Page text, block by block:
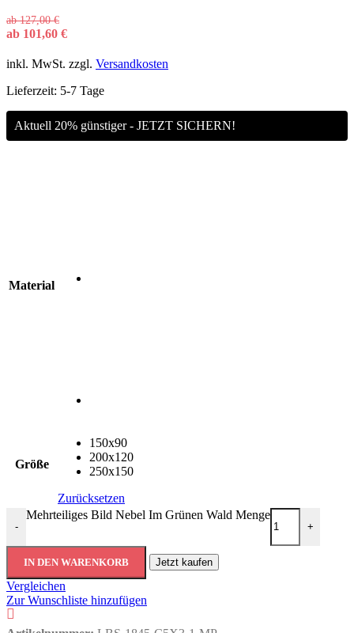
ab127,00€
ab 101,60 €
inkl. MwSt. zzgl. Versandkosten
Lieferzeit: 5-7 Tage
Aktuell 20% günstiger - JETZT SICHERN!
Material
Größe
150x90
200x120
250x150
Zurücksetzen
-
Mehrteiliges Bild Nebel Im Grünen Wald Menge
+
IN DEN WARENKORB Jetzt kaufen
Vergleichen
Zur Wunschliste hinzufügen